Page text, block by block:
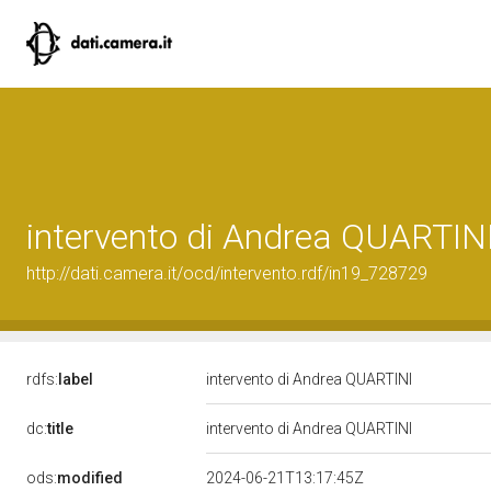
intervento di Andrea
http://dati.camera.it/ocd/intervento.rdf/in19_728729
rdfs: label intervento di Andrea QUARTINI
dc:title intervento di Andrea QUARTINI
ods:modified 2024-06-21T13:17:45Z